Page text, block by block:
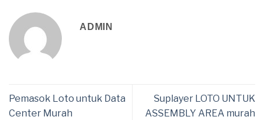
ADMIN
Pemasok Loto untuk Data
Center Murah
Suplayer LOTO UNTUK
ASSEMBLY AREA murah